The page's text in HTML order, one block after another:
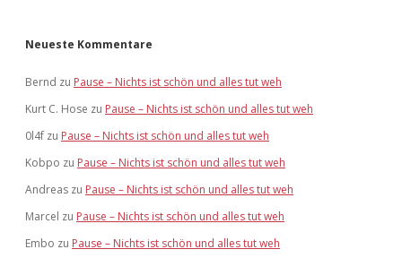
Neueste Kommentare
Bernd zu Pause – Nichts ist schön und alles tut weh
Kurt C. Hose zu Pause – Nichts ist schön und alles tut weh
0l4f zu Pause – Nichts ist schön und alles tut weh
Kobpo zu Pause – Nichts ist schön und alles tut weh
Andreas zu Pause – Nichts ist schön und alles tut weh
Marcel zu Pause – Nichts ist schön und alles tut weh
Embo zu Pause – Nichts ist schön und alles tut weh